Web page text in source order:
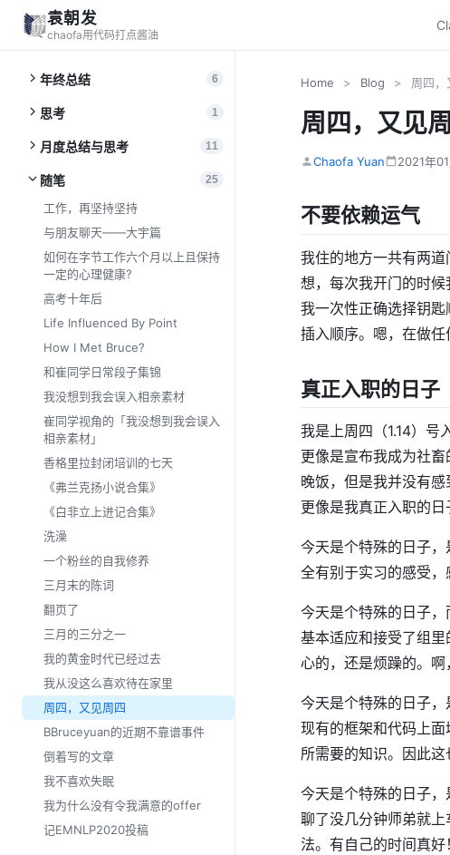
袁朝发
chaofa用代码打点酱油
年终总结 6
思考 1
月度总结与思考 11
随笔 25
工作，再坚持坚持
与朋友聊天——大宇篇
如何在字节工作六个月以上且保持
一定的心理健康?
高考十年后
Life Influenced By Point
How I Met Bruce?
和崔同学日常段子集锦
我没想到我会误入相亲素材
崔同学视角的「我没想到我会误入
相亲素材」
香格里拉封闭培训的七天
《弗兰克扬小说合集》
《白非立上进记合集》
洗澡
一个粉丝的自我修养
三月末的陈词
翻页了
三月的三分之一
我的黄金时代已经过去
我从没这么喜欢待在家里
周四，又见周四
BBruceyuan的近期不靠谱事件
倒着写的文章
我不喜欢失眠
我为什么没有令我满意的offer
记EMNLP2020投稿
Home > Blog > 周四，
周四，又见
Chaofa Yuan 2021年
不要依赖运气
我住的地方一共有两
想，每次我开门的时
我一次性正确选择钥
插入顺序。嗯，在做任
真正入职的日子
我是上周四（1.14）号
更像是宣布我成为社
晚饭，但是我并没有
更像是我真正入职的日
今天是个特殊的日子
全有别于实习的感受
今天是个特殊的日子，
基本适应和接受了组
心的，还是烦躁的。啊
今天是个特殊的日子
现有的框架和代码上
所需要的知识。因此这
今天是个特殊的日子
聊了没几分钟师弟就
法。有自己的时间真好！